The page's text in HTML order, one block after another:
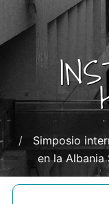
Simposio
en la